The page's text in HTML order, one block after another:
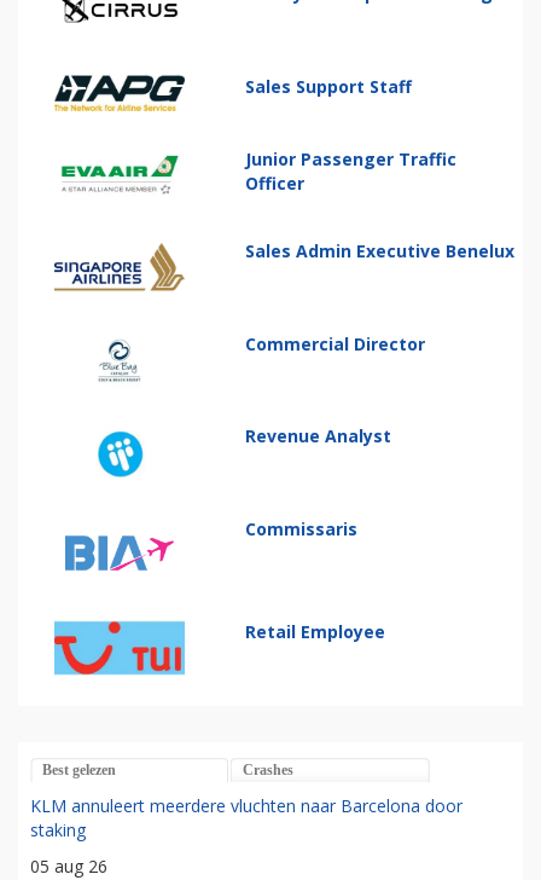
Sales Support Staff
Junior Passenger Traffic
Officer
Sales Admin Executive Benelux
Commercial Director
Revenue Analyst
Commissaris
Retail Employee
Best gelezen Crashes
KLM annuleert meerdere vluchten naar Barcelona door
staking
05 aug 26